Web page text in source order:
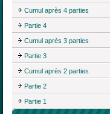
Cumul après 4 parties
Partie 4
Cumul après 3 parties
Partie 3
Cumul après 2 parties
Partie 2
Partie 1